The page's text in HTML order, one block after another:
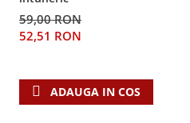
59,00 RON
52,51 RON
ADAUGA IN COS